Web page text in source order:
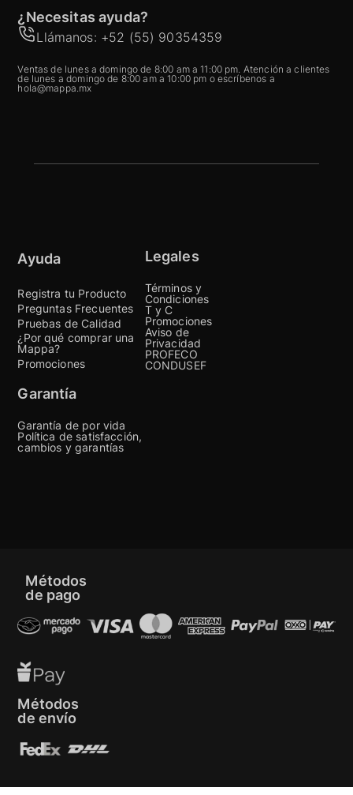
¿Necesitas ayuda?
Llámanos: +52 (55) 90354359
Ventas de lunes a domingo de 8:00 am a 11:00 pm. Atención a clientes
de lunes a domingo de 8:00 am a 10:00 pm o escríbenos a
hola@mappa.mx
Ayuda
Registra tu Producto
Preguntas Frecuentes
Pruebas de Calidad
¿Por qué comprar una
Mappa?
Promociones
Legales
Términos y
Condiciones
T y C
Promociones
Aviso de
Privacidad
PROFECO
CONDUSEF
Garantía
Garantía de por vida
Política de satisfacción,
cambios y garantías
Métodos
de pago
Métodos
de envío